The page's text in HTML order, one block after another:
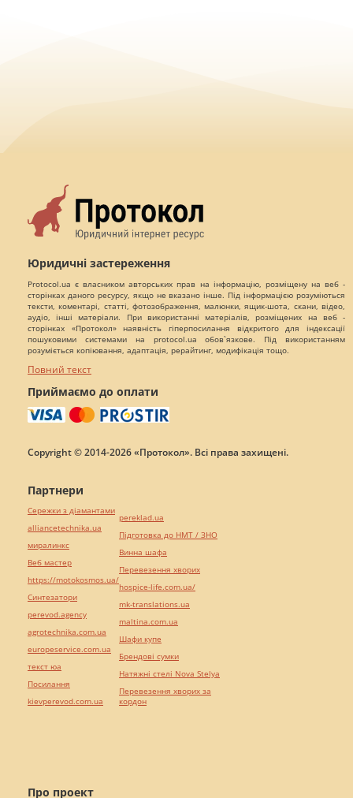
Юридичні застереження
Protocol.ua є власником авторських прав на інформацію, розміщену на веб -
сторінках даного ресурсу, якщо не вказано інше. Під інформацією розуміються
тексти, коментарі, статті, фотозображення, малюнки, ящик-шота, скани, відео,
аудіо, інші матеріали. При використанні матеріалів, розміщених на веб -
сторінках «Протокол» наявність гіперпосилання відкритого для індексації
пошуковими системами на protocol.ua обов`язкове. Під використанням
розуміється копіювання, адаптація, рерайтинг, модифікація тощо.
Повний текст
Приймаємо до оплати
Copyright © 2014-2026 «Протокол». Всі права захищені.
Про проект
Партнери
Сережки з діамантами
alliancetechnika.ua
миралинкс
Веб мастер
https://motokosmos.ua/
Синтезатори
perevod.agency
agrotechnika.com.ua
europeservice.com.ua
текст юа
Посилання
kievperevod.com.ua
pereklad.ua
Підготовка до НМТ / ЗНО
Винна шафа
Перевезення хворих
hospice-life.com.ua/
mk-translations.ua
maltina.com.ua
Шафи купе
Брендові сумки
Натяжні стелі Nova Stelya
Перевезення хворих за
кордон